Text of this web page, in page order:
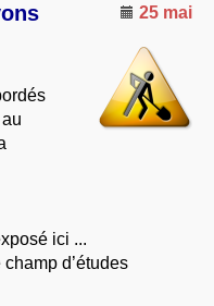
25 mai
ici ...
d’études